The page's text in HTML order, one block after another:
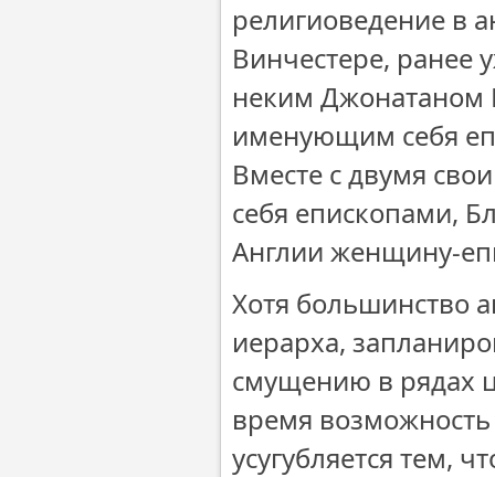
религиоведение в
Винчестере, ранее
неким
именующим себя
Вместе с двумя
себя епископами,
Англии женщину-
Хотя большинство
иерарха,
смущению в рядах
время
усугубляется тем,